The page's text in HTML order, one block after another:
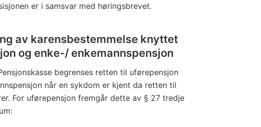
er i samsvar med høringsbrevet.
av karensbestemmelse knyttet
og enke-/ enkemannspensjon
begrenses retten til uførepensjon
når en sykdom er kjent da retten til
For uførepensjon fremgår dette av § 27 tredje